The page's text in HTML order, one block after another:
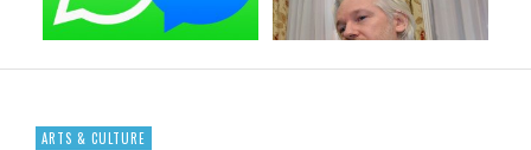
ARTS & CULTURE